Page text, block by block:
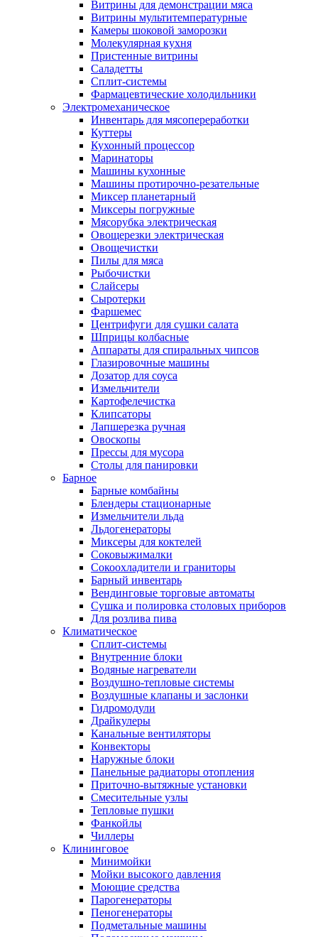
Витрины для демонстрации мяса
Витрины мультитемпературные
Камеры шоковой заморозки
Молекулярная кухня
Пристенные витрины
Саладетты
Сплит-системы
Фармацевтические холодильники
Электромеханическое
Инвентарь для мясопереработки
Куттеры
Кухонный процессор
Маринаторы
Машины кухонные
Машины протирочно-резательные
Миксер планетарный
Миксеры погружные
Мясорубка электрическая
Овощерезки электрическая
Овощечистки
Пилы для мяса
Рыбочистки
Слайсеры
Сыротерки
Фаршемес
Центрифуги для сушки салата
Шприцы колбасные
Аппараты для спиральных чипсов
Глазировочные машины
Дозатор для соуса
Измельчители
Картофелечистка
Клипсаторы
Лапшерезка ручная
Овоскопы
Прессы для мусора
Столы для панировки
Барное
Барные комбайны
Блендеры стационарные
Измельчители льда
Льдогенераторы
Миксеры для коктелей
Соковыжималки
Сокоохладители и граниторы
Барный инвентарь
Вендинговые торговые автоматы
Сушка и полировка столовых приборов
Для розлива пива
Климатическое
Сплит-системы
Внутренние блоки
Водяные нагреватели
Воздушно-тепловые системы
Воздушные клапаны и заслонки
Гидромодули
Драйкулеры
Канальные вентиляторы
Конвекторы
Наружные блоки
Панельные радиаторы отопления
Приточно-вытяжные установки
Смесительные узлы
Тепловые пушки
Фанкойлы
Чиллеры
Клининговое
Минимойки
Мойки высокого давления
Моющие средства
Парогенераторы
Пеногенераторы
Подметальные машины